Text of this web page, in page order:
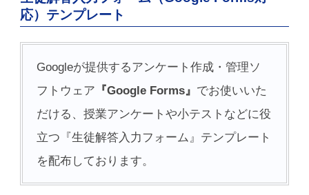
応）テンプレート
Googleが提供するアンケート作成・管理ソ
フトウェア 『Google Forms』 でお使いいた
だける、授業アンケートや小テストなどに役
立つ『生徒解答入力フォーム』テンプレート
を配布しております。